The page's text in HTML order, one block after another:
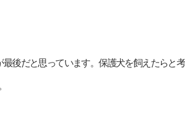
後だと思っています。保護犬を飼えたらと